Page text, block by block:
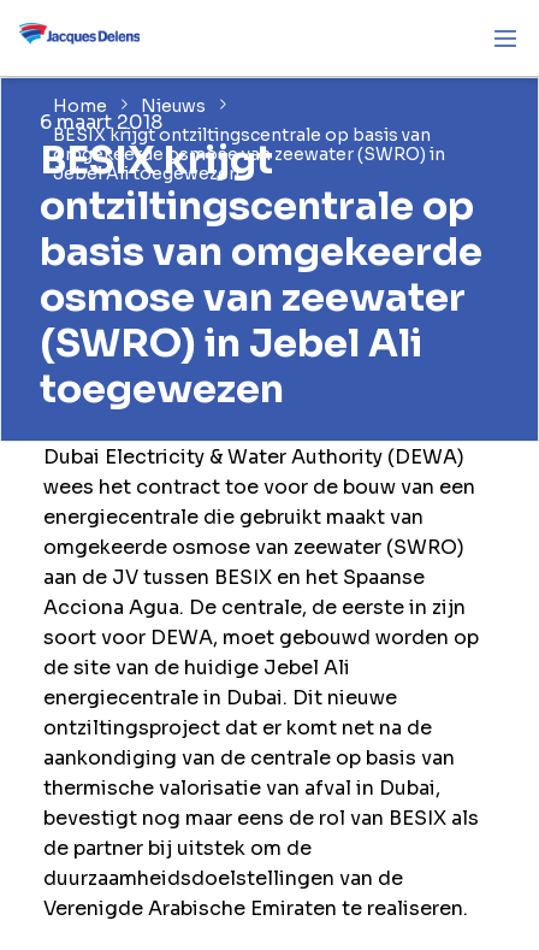
Home
Nieuws
BESIX krijgt ontziltingscentrale op basis van
omgekeerde osmose van zeewater (SWRO) in
Jebel Ali toegewezen
6 maart 2018
BESIX krijgt
ontziltingscentrale op
basis van omgekeerde
osmose van zeewater
(SWRO) in Jebel Ali
toegewezen
Dubai Electricity & Water Authority (DEWA)
wees het contract toe voor de bouw van een
energiecentrale die gebruikt maakt van
omgekeerde osmose van zeewater (SWRO)
aan de JV tussen BESIX en het Spaanse
Acciona Agua. De centrale, de eerste in zijn
soort voor DEWA, moet gebouwd worden op
de site van de huidige Jebel Ali
energiecentrale in Dubai. Dit nieuwe
ontziltingsproject dat er komt net na de
aankondiging van de centrale op basis van
thermische valorisatie van afval in Dubai,
bevestigt nog maar eens de rol van BESIX als
de partner bij uitstek om de
duurzaamheidsdoelstellingen van de
Verenigde Arabische Emiraten te realiseren.